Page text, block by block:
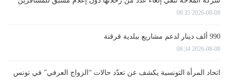
2026-08-08 09:35
990 ألف دينار لدعم مشاريع ببلدية قرقنة
2026-08-08 08:34
اتحاد المرأة التونسية يكشف عن تعدّد حالات “الزواج العرفي” في تونس